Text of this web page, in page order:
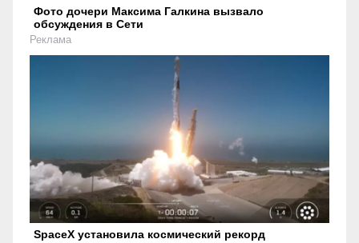
Фото дочери Максима Галкина вызвало
обсуждения в Сети
Реклама
SpaceX установила космический рекорд